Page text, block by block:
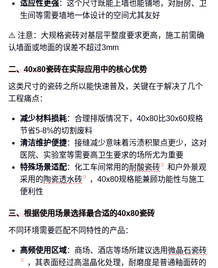
适应性更强：这个尺寸既能上墙也能铺地，对厨房、卫
生间等需要墙地一体设计的空间尤其友好
⚠️ 注意：大规格瓷砖对基层平整度要求更高，施工前需确
认墙面或地面的误差不超过3mm
二、40x80瓷砖在实际应用中的核心优势
这类尺寸的瓷砖之所以能快速普及，关键在于解决了几个
工程痛点：
减少材料损耗：合理排版情况下，40x80比30x60规格
节省5-8%的切割废料
清洁维护便捷：接缝减少意味着污渍积聚点更少，这对
医院、实验室等需要高卫生要求的场所尤为重要
特殊场景适配：化工车间常用的耐酸瓷砖
和户外景观
采用的陶瓷透水砖
，40x80规格能兼顾功能性与施工
便利性
三、根据使用场景选择最合适的40x80瓷砖
不同环境需要匹配不同特性的产品：
高频使用区域：商场、酒店等场所建议选用微晶石瓷砖
，其表面经过高温晶化处理，耐磨度是普通釉面砖的